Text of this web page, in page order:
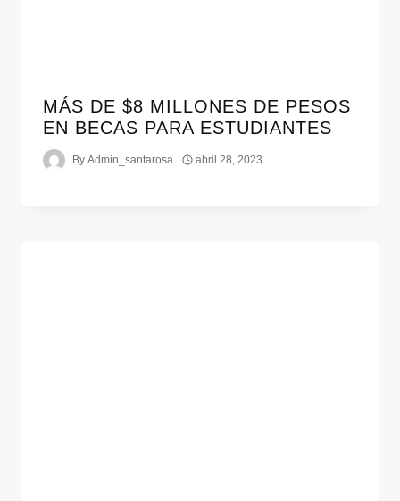
MÁS DE $8 MILLONES DE PESOS
EN BECAS PARA ESTUDIANTES
By Admin_santarosa abril 28, 2023